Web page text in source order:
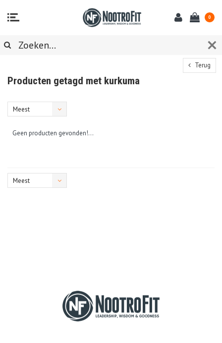
0
Terug
Producten getagd met kurkuma
Meest
Geen producten gevonden!...
Meest